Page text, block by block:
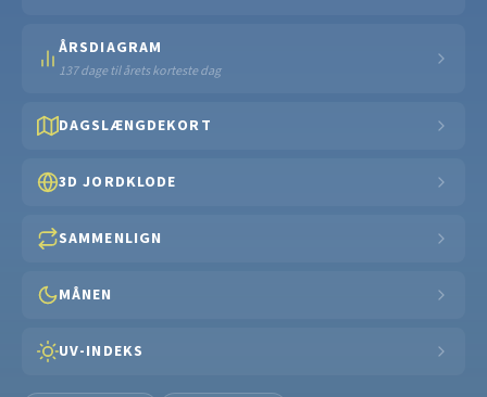
ÅRSDIAGRAM
137 dage til årets korteste dag
DAGSLÆNGDEKORT
3D JORDKLODE
SAMMENLIGN
MÅNEN
UV-INDEKS